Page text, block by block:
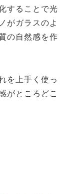
することで光
がガラスのよ
の自然感を作
を上手く使っ
がところどこ